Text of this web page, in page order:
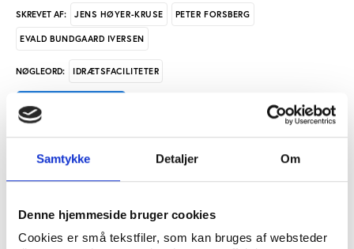
Samtykke Detaljer Om
Denne hjemmeside bruger cookies
Cookies er små tekstfiler, som kan bruges af websteder
SKREVET AF: JENS HØYER-KRUSE PETER FORSBERG
EVALD BUNDGAARD IVERSEN
NØGLEORD: IDRÆTSFACILITETER
ÅBN RAPPORT